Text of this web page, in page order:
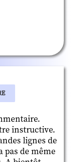
instructive.
lignes de
pas de même